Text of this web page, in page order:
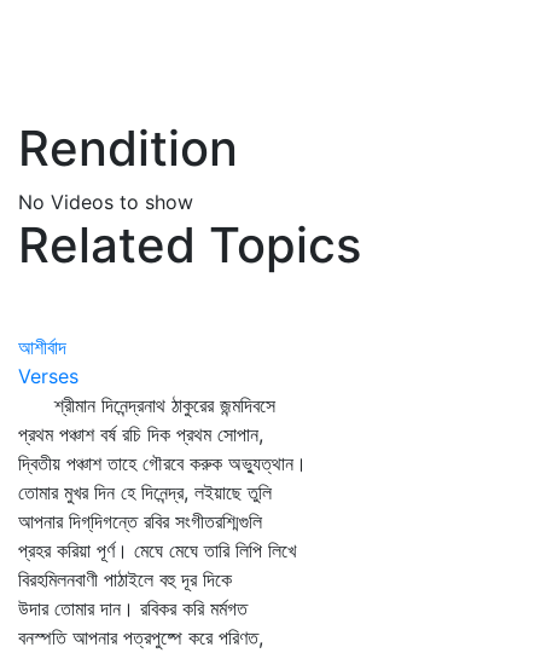
Rendition
No Videos to show
Related Topics
আশীর্বাদ
Verses
শ্রীমান দিনেন্দ্রনাথ ঠাকুরের জন্মদিবসে
প্রথম পঞ্চাশ বর্ষ রচি দিক প্রথম সোপান,
দ্বিতীয় পঞ্চাশ তাহে গৌরবে করুক অভ্যুত্থান।
তোমার মুখর দিন হে দিনেন্দ্র, লইয়াছে তুলি
আপনার দিগ্‌দিগন্তে রবির সংগীতরশ্মিগুলি
প্রহর করিয়া পূর্ণ। মেঘে মেঘে তারি লিপি লিখে
বিরহমিলনবাণী পাঠাইলে বহু দূর দিকে
উদার তোমার দান। রবিকর করি মর্মগত
বনস্পতি আপনার পত্রপুষ্পে করে পরিণত,